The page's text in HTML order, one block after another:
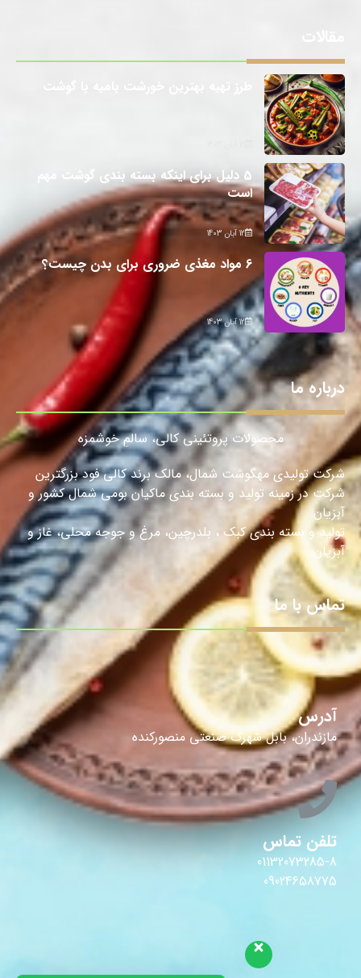
5 دلیل برای اینکه بسته بندی گوشت مهم
است
12 آبان 1403
6 مواد مغذی ضروری برای بدن چیست؟
12 آبان 1403
درباره ما
محصولات پروتئینی کالی، سالمِ خوشمزه
شرکت تولیدی مهگوشت شمال، مالک برند کالی فود بزرگترین
شرکت در زمینه تولید و بسته بندی ماکیان بومی شمال کشور و
آبزیان
تولید و بسته بندی کبک ، بلدرچین، مرغ و جوجه محلی، غاز و
آبزیان.
تماس با ما
آدرس
مازندران، بابل شهرک صنعتی منصورکنده
تلفن تماس
01132073285-8
09024658775